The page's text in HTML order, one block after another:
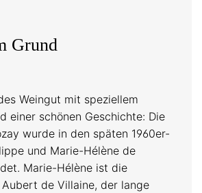
Grund
Weingut mit speziellem
einer schönen Geschichte: Die
wurde in den späten 1960er-
und Marie-Hélène de
Marie-Hélène ist die
de Villaine, der lange